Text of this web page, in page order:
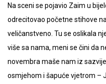
Na sceni se pojavio Zaim u
odrecitovao početne stihove
veličanstveno. Tu se oslikala
više sa nama, meni se čini da
novembra maše nam iz
osmjehom i šapuće vjetrom –